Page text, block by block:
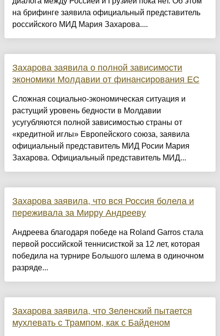
на брифинге заявила официальный представитель
российского МИД Мария Захарова....
Захарова заявила о полной зависимости
экономики Молдавии от финансирования ЕС
Сложная социально-экономическая ситуация и
растущий уровень бедности в Молдавии
усугубляются полной зависимостью страны от
«кредитной иглы» Европейского союза, заявила
официальный представитель МИД Росии Мария
Захарова. Официальный представитель МИД...
Захарова заявила, что вся Россия болела и
переживала за Мирру Андрееву
Андреева благодаря победе на Roland Garros стала
первой российской теннисисткой за 12 лет, которая
победила на турнире Большого шлема в одиночном
разряде...
Захарова заявила, что Зеленский пытается
мухлевать с Трампом, как с Байденом